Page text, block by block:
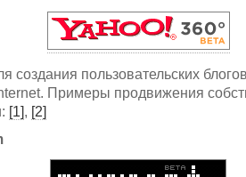
создания пользовательских
Примеры продвижения
[1], [2]